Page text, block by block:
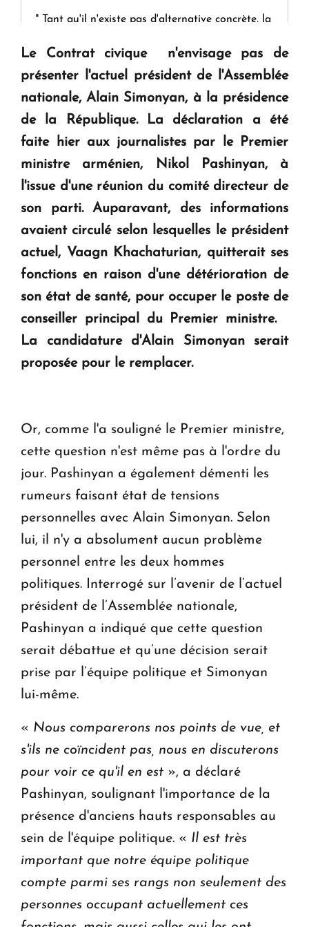
" Tant qu'il n'existe pas d'alternative concrète, la
KASA : 30 ans d'audace, de résilience et d'avenir
en Arménie
Le premier hôtel Hyatt Regency d'Arménie
ouvrira ses portes à Dilijan
Le Contrat civique n'envisage pas de
présenter l'actuel président de l'Assemblée
nationale, Alain Simonyan, à la présidence
de la République. La déclaration a été
faite hier aux journalistes par le Premier
ministre arménien, Nikol Pashinyan, à
l'issue d'une réunion du comité directeur de
son parti. Auparavant, des informations
avaient circulé selon lesquelles le président
actuel, Vaagn Khachaturian, quitterait ses
fonctions en raison d'une détérioration de
son état de santé, pour occuper le poste de
conseiller principal du Premier ministre.
La candidature d'Alain Simonyan serait
proposée pour le remplacer.
Or, comme l'a souligné le Premier ministre,
cette question n'est même pas à l'ordre du
jour. Pashinyan a également démenti les
rumeurs faisant état de tensions
personnelles avec Alain Simonyan. Selon
lui, il n'y a absolument aucun problème
personnel entre les deux hommes
politiques. Interrogé sur l’avenir de l’actuel
président de l’Assemblée nationale,
Pashinyan a indiqué que cette question
serait débattue et qu’une décision serait
prise par l’équipe politique et Simonyan
lui-même.
« Nous comparerons nos points de vue, et
s'ils ne coïncident pas, nous en discuterons
pour voir ce qu'il en est », a déclaré
Pashinyan, soulignant l'importance de la
présence d'anciens hauts responsables au
sein de l'équipe politique. « Il est très
important que notre équipe politique
compte parmi ses rangs non seulement des
personnes occupant actuellement ces